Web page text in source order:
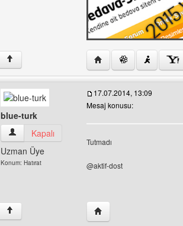
↑ Yazarın web sitesini
blue-turk
blue-turk Kullanıcının profilini görüntüle
Kapalı
Uzman Üye
Konum: Hatırat
17.07.2014, 13:09
Mesaj konusu:
Tutmadı
@aktif-dost
↑ Yazarın web sitesini